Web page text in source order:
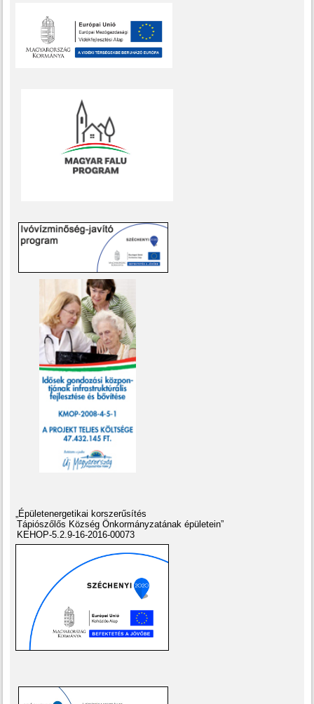
„Épületenergetikai korszerűsítés
Tápiószőlős Község Önkormányzatának épületein”
KEHOP-5.2.9-16-2016-00073